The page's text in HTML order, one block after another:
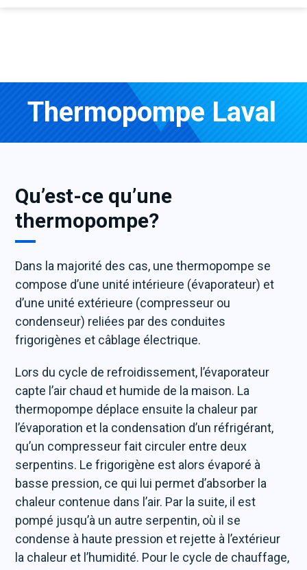
Thermopompe Laval
Qu’est-ce qu’une
thermopompe?
Dans la majorité des cas, une thermopompe se
compose d’une unité intérieure (évaporateur) et
d’une unité extérieure (compresseur ou
condenseur) reliées par des conduites
frigorigènes et câblage électrique.
Lors du cycle de refroidissement, l’évaporateur
capte l’air chaud et humide de la maison. La
thermopompe déplace ensuite la chaleur par
l’évaporation et la condensation d’un réfrigérant,
qu’un compresseur fait circuler entre deux
serpentins. Le frigorigène est alors évaporé à
basse pression, ce qui lui permet d’absorber la
chaleur contenue dans l’air. Par la suite, il est
pompé jusqu’à un autre serpentin, où il se
condense à haute pression et rejette à l’extérieur
la chaleur et l’humidité. Pour le cycle de chauffage,